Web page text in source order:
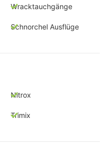
Wracktauchgänge
Schnorchel Ausflüge
Nitrox
Trimix